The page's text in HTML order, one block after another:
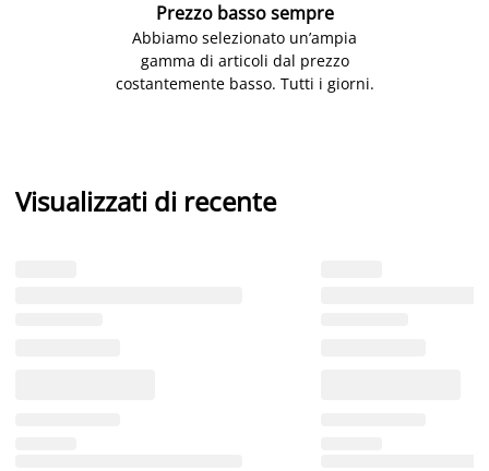
Prezzo basso sempre
Abbiamo selezionato un’ampia
gamma di articoli dal prezzo
costantemente basso. Tutti i giorni.
Visualizzati di recente